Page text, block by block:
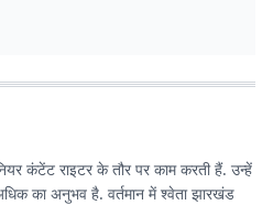
कंटेंट राइटर के तौर पर काम करती हैं. उन्हें
का अनुभव है. वर्तमान में श्वेता झारखंड